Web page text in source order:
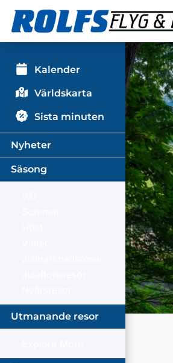
Kalender
Världskarta
Sista minuten
Nyheter
Säsong
Utmanande resor